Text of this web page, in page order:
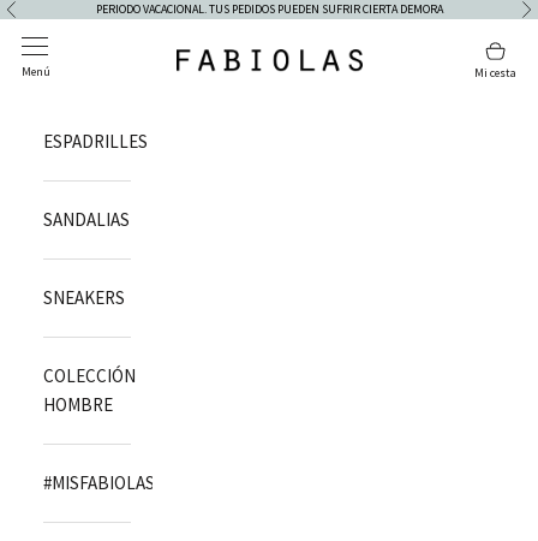
Skip to content
Previous PERIODO VACACIONAL. TUS PEDIDOS PUEDEN SUFRIR CIERTA DEMORA
Fabiolas
Open navigation menu
Menú Mi cesta
ESPADRILLES
SANDALIAS
SNEAKERS
COLECCIÓN
HOMBRE
#MISFABIOLAS